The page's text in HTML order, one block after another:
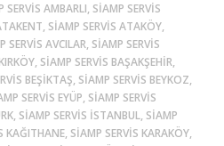
AMBARLI, SIAMP SERVIS
SIAMP SERVIS ATAKÖY,
SERVIS AVCILAR, SIAMP SERVIS
SIAMP SERVIS BAŞAKŞEHIR,
BEŞIKTAŞ, SIAMP SERVIS BEYKOZ,
SERVIS EYÜP, SIAMP SERVIS
SIAMP SERVIS ISTANBUL, SIAMP
KAĞITHANE, SIAMP SERVIS KARAKÖY,